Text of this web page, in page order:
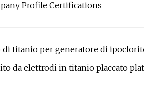
Profile Certifications
di titanio per generatore di
da elettrodi in titanio placcato